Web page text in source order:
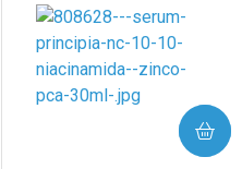
Laboratório
Por Menos
COMPRAR